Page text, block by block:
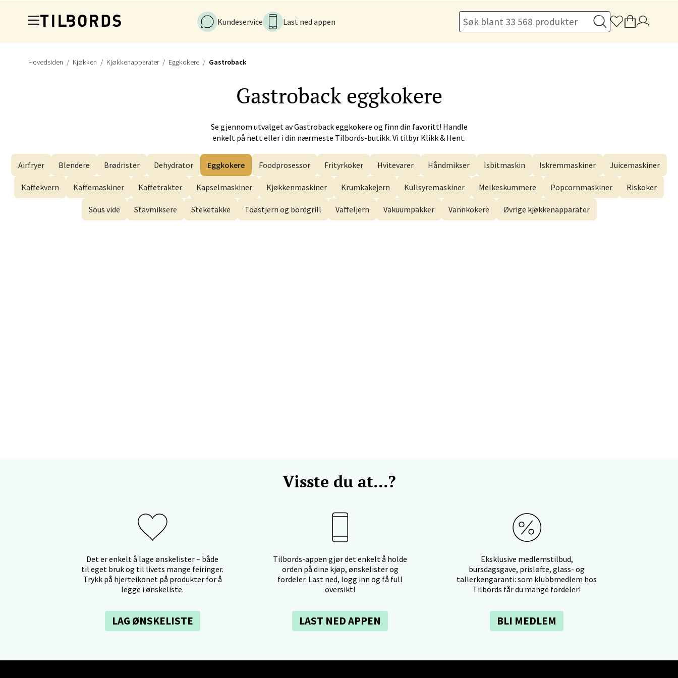
Kundeservice
Last ned appen
Hovedsiden Kjøkken Kjøkkenapparater Eggkokere Gastroback
Gastroback eggkokere
Se gjennom utvalget avGastrobackeggkokere og finn din favoritt! Handle
enkelt på nett eller i din nærmeste Tilbords-butikk. Vi tilbyr Klikk & Hent.
Airfryer Blendere Brødrister Dehydrator Eggkokere Foodprosessor Frityrkoker Hvitevarer Håndmikser Isbitmaskin Iskremmaskiner Juicemaskiner
Kaffekvern Kaffemaskiner Kaffetrakter Kapselmaskiner Kjøkkenmaskiner Krumkakejern Kullsyremaskiner Melkeskummere Popcornmaskiner Riskoker
Sous vide Stavmiksere Steketakke Toastjern og bordgrill Vaffeljern Vakuumpakker Vannkokere Øvrige kjøkkenapparater
Visste du at...?
Det er enkelt å lage ønskelister – både
til eget bruk og til livets mange feiringer.
Trykk på hjerteikonet på produkter for å
legge i ønskeliste.
LAG ØNSKELISTE
Tilbords-appen gjør det enkelt å holde
orden på dine kjøp, ønskelister og
fordeler. Last ned, logg inn og få full
oversikt!
LAST NED APPEN
Eksklusive medlemstilbud,
bursdagsgave, prisløfte, glass- og
tallerkengaranti: som klubbmedlem hos
Tilbords får du mange fordeler!
BLI MEDLEM
Industriveien 17, 6517 Kristiansund
Åpningstider ikke tilgjengelig
Velg
Naustdalsveien 4, 6800 Førde
Bergen - Galleriet
Torgalmenningen 8, 5014 Bergen
Åpent i dag 09-21
Sandefjord - Hvaltorvet